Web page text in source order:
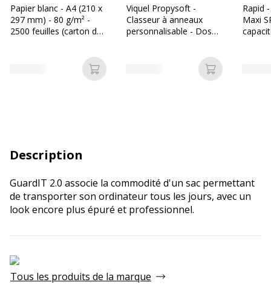
Papier blanc - A4 (210 x
297 mm) - 80 g/m² -
2500 feuilles (carton de
Ajouter au panier
Viquel Propysoft -
Classeur à anneaux
personnalisable - Dos
Ajouter au
Rapid
Maxi
Description
GuardIT 2.0 associe la commodité d'un sac permettant
de transporter son ordinateur tous les jours, avec un
look encore plus épuré et professionnel.
Tous les produits de la marque